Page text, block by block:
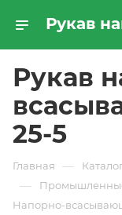
Рукав
25-5
Главная —
—
Напорно-